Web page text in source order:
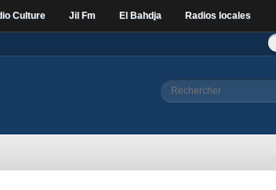
Culture Jil Fm El Bahdja Radios locales
Formulaire de
Rechercher